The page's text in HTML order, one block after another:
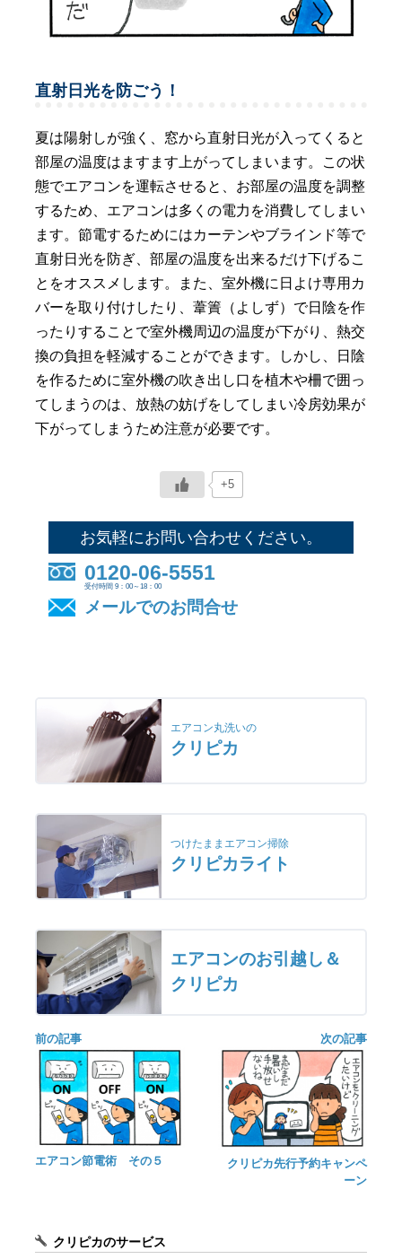
直射日光を防ごう！
夏は陽射しが強く、窓から直射日光が入ってくると
部屋の温度はますます上がってしまいます。この状
態でエアコンを運転させると、お部屋の温度を調整
するため、エアコンは多くの電力を消費してしまい
ます。節電するためにはカーテンやブラインド等で
直射日光を防ぎ、部屋の温度を出来るだけ下げるこ
とをオススメします。また、室外機に日よけ専用カ
バーを取り付けしたり、葦簀（よしず）で日陰を作
ったりすることで室外機周辺の温度が下がり、熱交
換の負担を軽減することができます。しかし、日陰
を作るために室外機の吹き出し口を植木や柵で囲っ
てしまうのは、放熱の妨げをしてしまい冷房効果が
下がってしまうため注意が必要です。
+5
お気軽にお問い合わせください。
0120-06-5551
受付時間 9：00～18：00
メールでのお問合せ
エアコン丸洗いの
クリピカ
つけたままエアコン掃除
クリピカライト
エアコンのお引越し＆
クリピカ
次の記事
クリピカ先行予約キャンペ
ーン
前の記事
エアコン節電術 その５
クリピカのサービス